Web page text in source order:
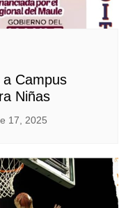
Campus
Niñas
17, 2025